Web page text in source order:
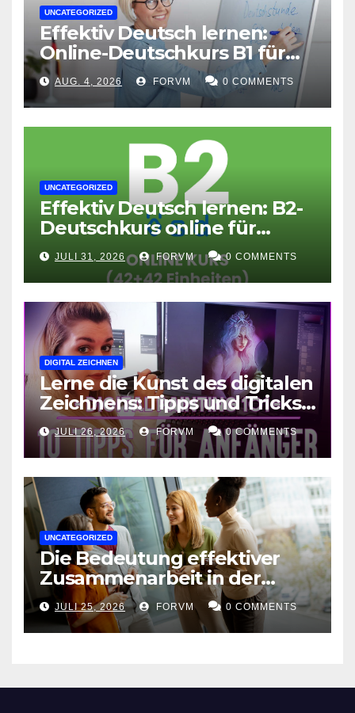
UNCATEGORIZED
Effektiv Deutsch lernen:
Online-Deutschkurs B1 für
flexible Lernerfolge
AUG. 4, 2026 FORVM 0 COMMENTS
UNCATEGORIZED
Effektiv Deutsch lernen: B2-
Deutschkurs online für
Fortgeschrittene
JULI 31, 2026 FORVM 0 COMMENTS
DIGITAL ZEICHNEN
Lerne die Kunst des digitalen
Zeichnens: Tipps und Tricks
für kreative Ausdruckskunst
JULI 26, 2026 FORVM 0 COMMENTS
UNCATEGORIZED
Die Bedeutung effektiver
Zusammenarbeit in der
Arbeitswelt
JULI 25, 2026 FORVM 0 COMMENTS